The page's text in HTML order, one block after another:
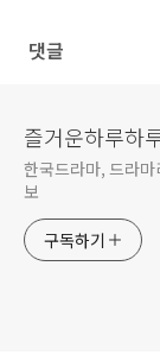
댓글
즐거운하루하
한국드라마, 드라
보
구독하기